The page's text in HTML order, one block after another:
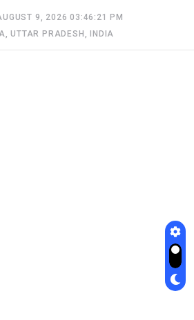
9, 2026 03:46:22 PM
UTTAR PRADESH, INDIA